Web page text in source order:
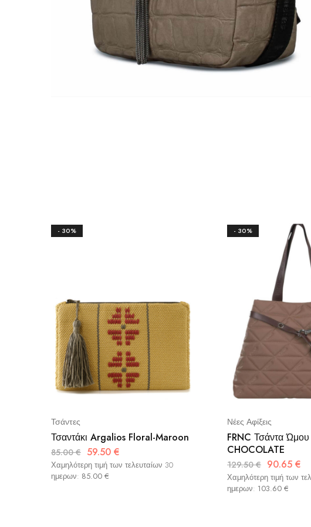
- 30%
Τσάντες
Τσαντάκι Argalios Floral-Maroon
85.00€ 59.50 €
Χαμηλότερη τιμή των τελευταίων 30
ημερων: 85.00 €
- 30%
Νέες Αφίξεις
FRNC Τσάντα
CHOCOLATE
129.50€ 90.65 €
Χαμηλότερη τιμή των
ημερων: 103.60 €